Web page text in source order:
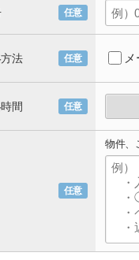
任意
法 任意
間 任意
任意
物件、